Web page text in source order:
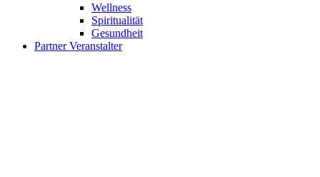
Wellness
Spiritualität
Gesundheit
Partner Veranstalter